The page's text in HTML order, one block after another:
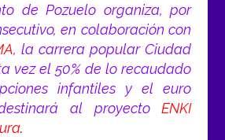
de Pozuelo organiza, por
en colaboración con
, la carrera popular Ciudad
vez el 50% de lo recaudado
infantiles y el euro
al proyectoENKI
.